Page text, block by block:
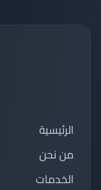
الرئيسية
من نحن
الخدمات